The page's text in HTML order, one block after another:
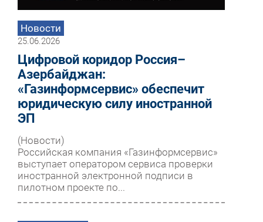
Новости
25.06.2026
Цифровой коридор Россия–
Азербайджан:
«Газинформсервис» обеспечит
юридическую силу иностранной
ЭП
(Новости)
Российская компания «Газинформсервис»
выступает оператором сервиса проверки
иностранной электронной подписи в
пилотном проекте по...